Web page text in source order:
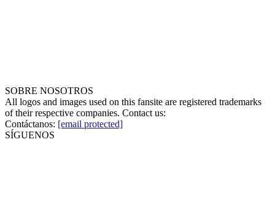
SOBRE NOSOTROS
All logos and images used on this fansite are registered trademarks
of their respective companies. Contact us:
Contáctanos: [email protected]
SÍGUENOS